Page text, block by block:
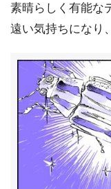
素晴らしく有能な
遠い気持ちになり